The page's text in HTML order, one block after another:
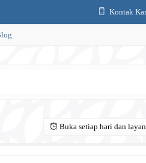
Kontak
Buka setiap hari dan